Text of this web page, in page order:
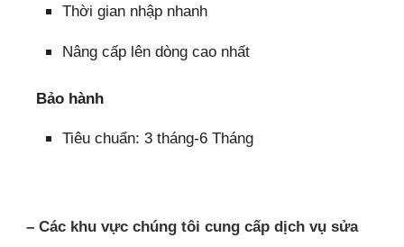
Thời gian nhập nhanh
Nâng cấp lên dòng cao nhất
Bảo hành
Tiêu chuẩn: 3 tháng-6 Tháng
– Các khu vực chúng tôi cung cấp dịch vụ sửa